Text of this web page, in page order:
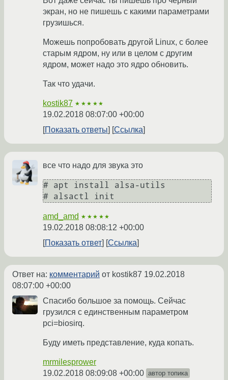
экран, но не пишешь с какими параметрами
грузишься.
Можешь попробовать другой Linux, с более
старым ядром, ну или в целом с другим
ядром, может надо это ядро обновить.
Так что удачи.
kostik87 ★★★★★
19.02.2018 08:07:00 +00:00
Показать ответы
Ссылка
все что надо для звука это
# apt install alsa-utils
# alsactl init
amd_amd ★★★★★
19.02.2018 08:08:12 +00:00
Показать ответ
Ссылка
Ответ на: комментарий от kostik87 19.02.2018
08:07:00 +00:00
Спасибо большое за помощь. Сейчас
грузился с единственным параметром
pci=biosirq.
Буду иметь представление, куда копать.
mrmilesprower
19.02.2018 08:09:08 +00:00 автор топика